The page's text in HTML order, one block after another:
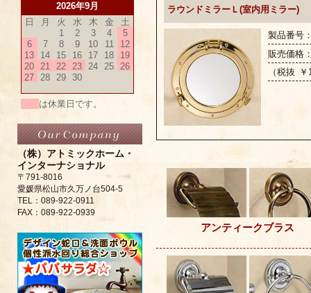
2026年9月
日
月 火 水 木 金
土
1
2 3 4
5
6
7 8 9 10 11
12
13
14 15 16 17 18
19
20
21 22 23 24 25
26
27
28 29 30
は休業日です。
（株）アトミックホーム・
インターナショナル
〒791-8016
愛媛県松山市久万ノ台504-5
TEL：089-922-0911
FAX：089-922-0939
ラウンドミラーＬ(室内用ミラー)
製品番号
販売価格
（税抜
アンティークブラス